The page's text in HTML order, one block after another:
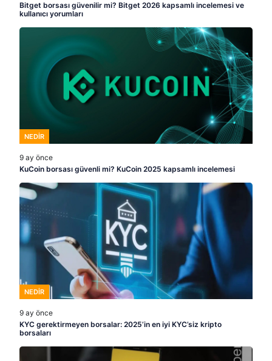
Bitget borsası güvenilir mi? Bitget 2026 kapsamlı incelemesi ve
kullanıcı yorumları
NEDIR
9 ay önce
KuCoin borsası güvenli mi? KuCoin 2025 kapsamlı incelemesi
NEDIR
9 ay önce
KYC gerektirmeyen borsalar: 2025’in en iyi KYC’siz kripto
borsaları